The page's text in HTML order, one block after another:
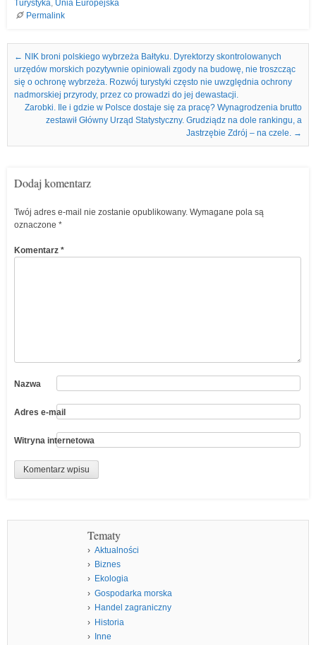
Turystyka, Unia Europejska
Permalink
Nawigacja we wpisach
← NIK broni polskiego wybrzeża Bałtyku. Dyrektorzy skontrolowanych
urzędów morskich pozytywnie opiniowali zgody na budowę, nie troszcząc
się o ochronę wybrzeża. Rozwój turystyki często nie uwzględnia ochrony
nadmorskiej przyrody, przez co prowadzi do jej dewastacji.
Zarobki. Ile i gdzie w Polsce dostaje się za pracę? Wynagrodzenia brutto
zestawił Główny Urząd Statystyczny. Grudziądz na dole rankingu, a
Jastrzębie Zdrój – na czele. →
Dodaj komentarz
Twój adres e-mail nie zostanie opublikowany. Wymagane pola są
oznaczone *
Komentarz *
Nazwa
Adres e-mail
Witryna internetowa
Tematy
Aktualności
Biznes
Ekologia
Gospodarka morska
Handel zagraniczny
Historia
Inne